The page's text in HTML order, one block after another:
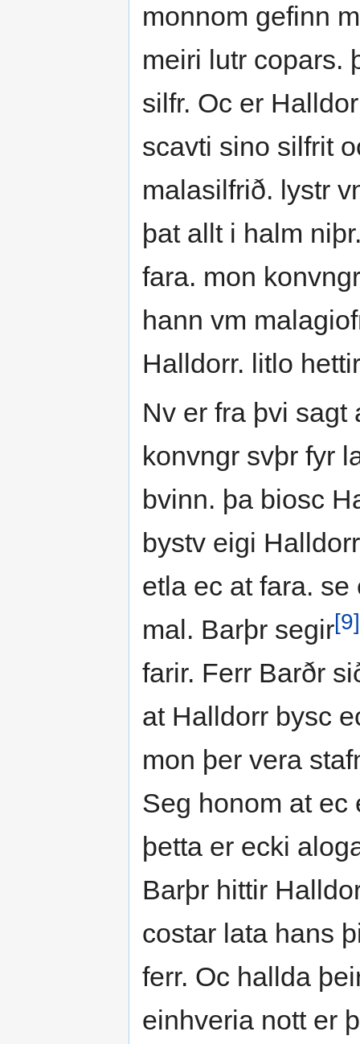
monnom gefinn
meiri lutr copars.
silfr. Oc er
scavti sino silfrit
malasilfrið. lystr
þat allt i halm
fara. mon
hann vm
Halldorr. litlo
Nv er fra þvi sagt
konvngr svþr fyr
bvinn. þa biosc
bystv eigi
etla ec at fara.
mal. Barþr segir[9]
farir. Ferr Barðr
at Halldorr bysc
mon þer vera
Seg honom at ec
þetta er ecki
Barþr hittir
costar lata hans
ferr. Oc hallda
einhveria nott er